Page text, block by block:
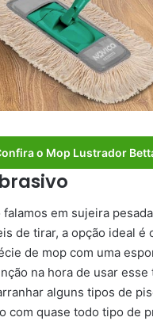
o Mop Lustrador
em sujeira
de tirar, a opção ideal é
de mop com uma
na hora de usar
alguns tipos de
com quase todo tipo de